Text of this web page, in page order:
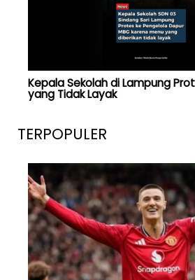
Kepala Sekolah di Lampung
yang Tidak Layak
TERPOPULER